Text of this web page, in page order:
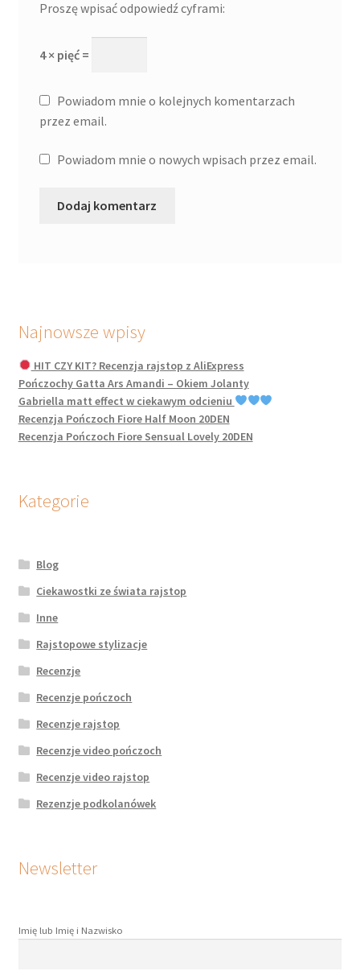
Proszę wpisać odpowiedź cyframi:
4 × pięć =
Powiadom mnie o kolejnych komentarzach
przez email.
Powiadom mnie o nowych wpisach przez email.
Najnowsze wpisy
HIT CZY KIT? Recenzja rajstop z AliExpress
Pończochy Gatta Ars Amandi – Okiem Jolanty
Gabriella matt effect w ciekawym odcieniu
Recenzja Pończoch Fiore Half Moon 20DEN
Recenzja Pończoch Fiore Sensual Lovely 20DEN
Kategorie
Blog
Ciekawostki ze świata rajstop
Inne
Rajstopowe stylizacje
Recenzje
Recenzje pończoch
Recenzje rajstop
Recenzje video pończoch
Recenzje video rajstop
Rezenzje podkolanówek
Newsletter
Imię lub Imię i Nazwisko